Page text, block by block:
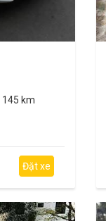
145 km
Đặt xe